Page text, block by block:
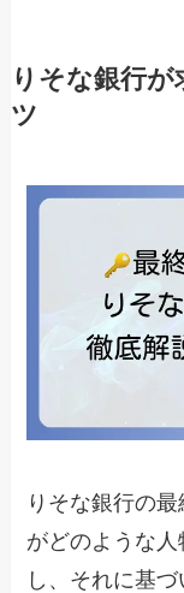
りそな銀行が
ツ
りそな銀行の
がどのような
し、それに基